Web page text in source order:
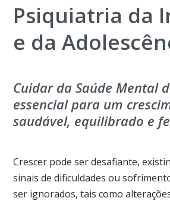
Psiquiatria da
e da
Cuidar da Saúde Mental
essencial para um
saudável, equilibrado e
Crescer pode ser desafiante,
sinais de dificuldades ou
ser ignorados, tais como